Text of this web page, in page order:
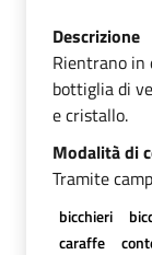
Descrizione
Rientrano
bottiglia di
e cristallo.
Modalità di
Tramite
bicchieri
caraffe